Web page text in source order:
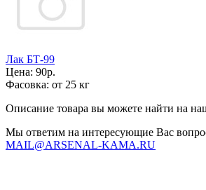
Лак БТ-99
Цена: 90р.
Фасовка: от 25 кг
Описание товара вы можете найти на
Мы ответим на интересующие Вас
MAIL@ARSENAL-KAMA.RU